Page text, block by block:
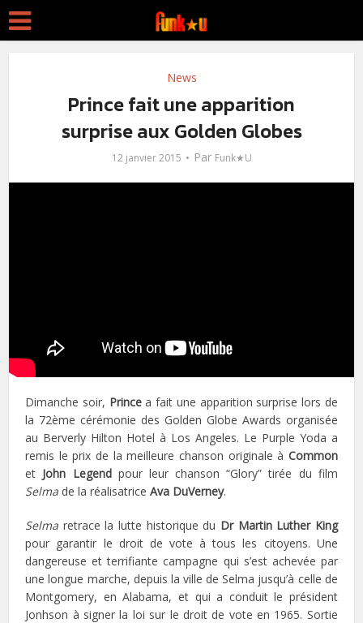
News
Prince fait une apparition
surprise aux Golden Globes
12 janvier 2015 Par Funk★U
Dimanche soir, Princea fait une apparition surprise lors de
la 72ème cérémonie des Golden Globe Awards organisée
au Berverly Hilton Hotel à Los Angeles. Le Purple Yoda a
remis le prix de la meilleure chanson originale à Common
et John Legendpour leur chanson “Glory” tirée du film
Selma de la réalisatrice Ava DuVerney.
Selma retrace la lutte historique du Dr Martin Luther King
pour garantir le droit de vote à tous les citoyens. Une
dangereuse et terrifiante campagne qui s’est achevée par
une longue marche, depuis la ville de Selma jusqu’à celle de
Montgomery, en Alabama, et qui a conduit le président
Jonhson à signer la loi sur le droit de vote en 1965. Sortie